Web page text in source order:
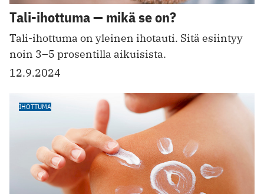
Tali-ihottuma — mikä se on?
Tali-ihottuma on yleinen ihotauti. Sitä esiintyy
noin 3–5 prosentilla aikuisista.
12.9.2024
IHOTTUMA